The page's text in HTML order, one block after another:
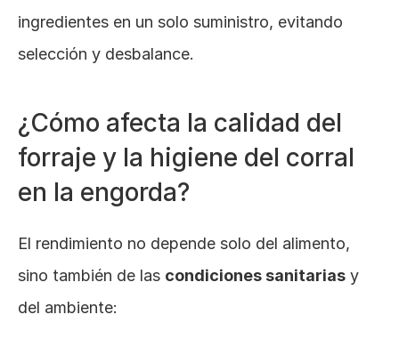
ingredientes en un solo suministro, evitando
selección y desbalance.
¿Cómo afecta la calidad del
forraje y la higiene del corral
en la engorda?
El rendimiento no depende solo del alimento,
sino también de las condiciones sanitarias y
del ambiente: